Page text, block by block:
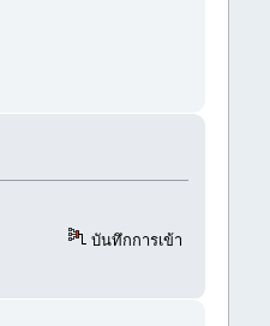
บันทึกการเข้า